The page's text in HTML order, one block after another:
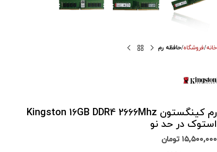
خانه فروشگاه حافظه رم
رم کینگستون Kingston 16GB DDR4 2666Mhz
استوک در حد نو
۱۵,۵۰۰,۰۰۰ تومان